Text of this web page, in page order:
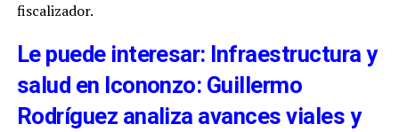
fiscalizador.
Le puede interesar: Infraestructura y
salud en Icononzo: Guillermo
Rodríguez analiza avances viales y